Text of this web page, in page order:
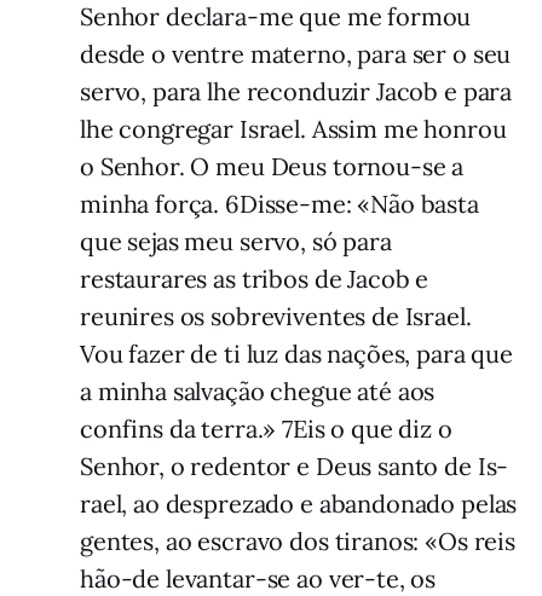
Senhor declara-me que me formou
desde o ventre ma­­terno, para ser o seu
servo, para lhe reconduzir Jacob e para
lhe congregar Israel. Assim me honrou
o Senhor. O meu Deus tornou-se a
minha força. 6Disse-me: «Não basta
que sejas meu servo, só para
restaurares as tribos de Jacob e
reunires os sobreviventes de Israel.
Vou fazer de ti luz das nações, para que
a minha salvação che­gue até aos
confins da terra.» 7Eis o que diz o
Senhor, o redentor e Deus santo de Is­
rael, ao desprezado e abandonado pe­las
gentes, ao escravo dos tiranos: «Os reis
hão-de levantar-se ao ver-te, os